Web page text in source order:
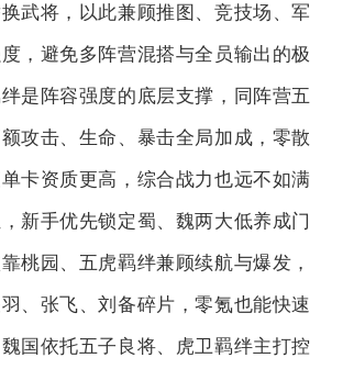
武将，以此兼顾推图、竞技场、军
，避免多阵营混搭与全员输出的极
是阵容强度的底层支撑，同阵营五
攻击、生命、暴击全局加成，零散
卡资质更高，综合战力也远不如满
新手优先锁定蜀、魏两大低养成门
桃园、五虎羁绊兼顾续航与爆发，
、张飞、刘备碎片，零氪也能快速
国依托五子良将、虎卫羁绊主打控